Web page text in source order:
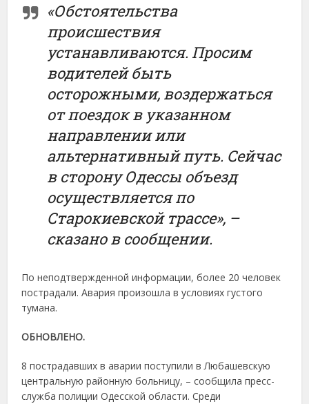
«Обстоятельства
происшествия
устанавливаются. Просим
водителей быть
осторожными, воздержаться
от поездок в указанном
направлении или
альтернативный путь. Сейчас
в сторону Одессы объезд
осуществляется по
Старокиевской трассе», –
сказано в сообщении.
По неподтвержденной информации, более 20 человек
пострадали. Авария произошла в условиях густого
тумана.
ОБНОВЛЕНО.
8 пострадавших в аварии поступили в Любашевскую
центральную районную больницу, – сообщила пресс-
служба полиции Одесской области. Среди